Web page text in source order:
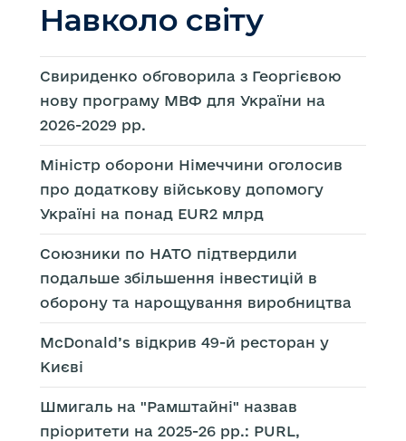
Навколо світу
Свириденко обговорила з Георгієвою
нову програму МВФ для України на
2026-2029 рр.
Міністр оборони Німеччини оголосив
про додаткову військову допомогу
Україні на понад EUR2 млрд
Союзники по НАТО підтвердили
подальше збільшення інвестицій в
оборону та нарощування виробництва
McDonald’s відкрив 49-й ресторан у
Києві
Шмигаль на "Рамштайні" назвав
пріоритети на 2025-26 рр.: PURL,